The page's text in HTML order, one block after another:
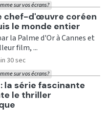
chef-d'œuvre coréen
le monde entier
sur vos écrans?
la Palme d'Or à Cannes et
film, ...
30 sec
la série fascinante
le thriller
sur vos écrans?